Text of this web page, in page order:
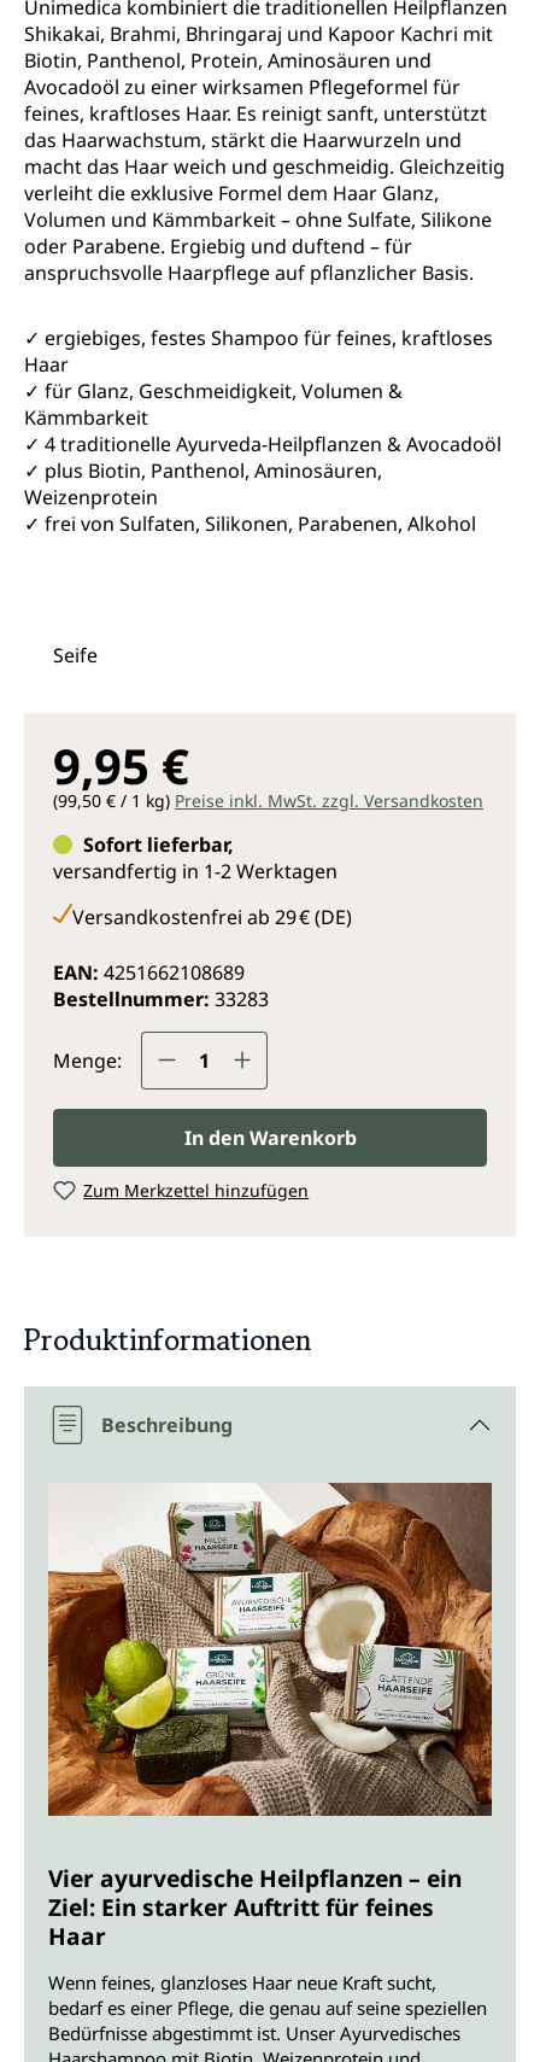
Unimedica kombiniert die traditionellen Heilpflanzen
Shikakai, Brahmi, Bhringaraj und Kapoor Kachri mit
Biotin, Panthenol, Protein, Aminosäuren und
Avocadoöl zu einer wirksamen Pflegeformel für
feines, kraftloses Haar. Es reinigt sanft, unterstützt
das Haarwachstum, stärkt die Haarwurzeln und
macht das Haar weich und geschmeidig. Gleichzeitig
verleiht die exklusive Formel dem Haar Glanz,
Volumen und Kämmbarkeit – ohne Sulfate, Silikone
oder Parabene. Ergiebig und duftend – für
anspruchsvolle Haarpflege auf pflanzlicher Basis.
✓ ergiebiges, festes Shampoo für feines, kraftloses
Haar
✓ für Glanz, Geschmeidigkeit, Volumen &
Kämmbarkeit
✓ 4 traditionelle Ayurveda-Heilpflanzen & Avocadoöl
✓ plus Biotin, Panthenol, Aminosäuren,
Weizenprotein
✓ frei von Sulfaten, Silikonen, Parabenen, Alkohol
Seife
9,95 €
(99,50 € / 1 kg) Preise inkl. MwSt. zzgl. Versandkosten
Sofort lieferbar,
versandfertig in 1-2 Werktagen
Versandkostenfrei ab 29 € (DE)
EAN: 4251662108689
Bestellnummer: 33283
Menge: Produkt Anzahl: Gib den
In den Warenkorb
Zum Merkzettel hinzufügen
Produktinformationen
Beschreibung
Vier ayurvedische Heilpflanzen – ein
Ziel: Ein starker Auftritt für feines
Haar
Wenn feines, glanzloses Haar neue Kraft sucht,
bedarf es einer Pflege, die genau auf seine speziellen
Bedürfnisse abgestimmt ist. Unser Ayurvedisches